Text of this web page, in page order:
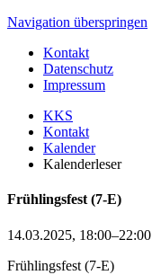
Navigation überspringen
Kontakt
Datenschutz
Impressum
KKS
Kontakt
Kalender
Kalenderleser
Frühlingsfest (7-E)
14.03.2025, 18:00–22:00
Frühlingsfest (7-E)